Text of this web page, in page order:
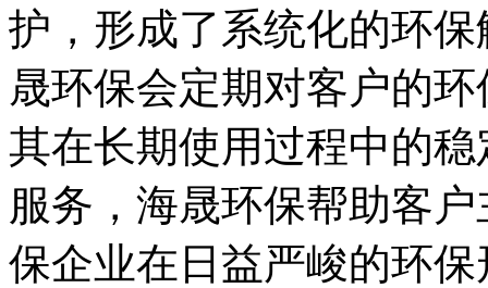
护，形成了系统化的环
晟环保会定期对客户的
其在长期使用过程中的
服务，海晟环保帮助客
保企业在日益严峻的环